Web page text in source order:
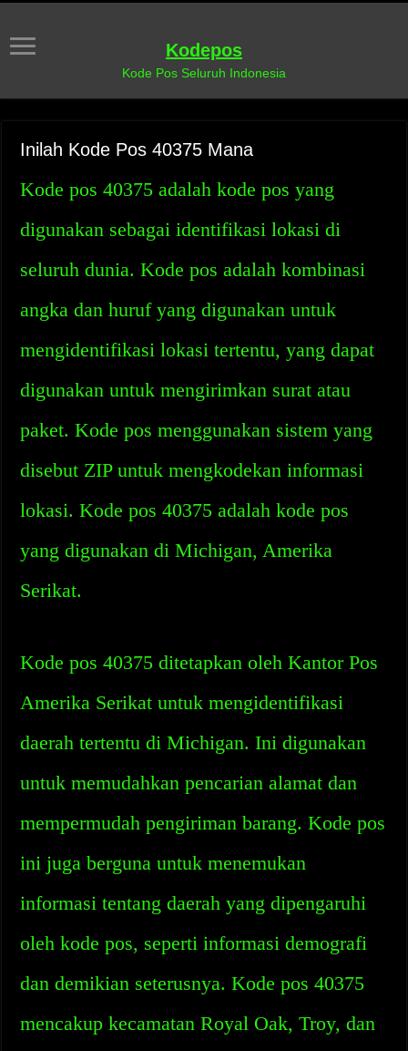
Kodepos
Kode Pos Seluruh Indonesia
Inilah Kode Pos 40375 Mana
Kode pos 40375 adalah kode pos yang
digunakan sebagai identifikasi lokasi di
seluruh dunia. Kode pos adalah kombinasi
angka dan huruf yang digunakan untuk
mengidentifikasi lokasi tertentu, yang dapat
digunakan untuk mengirimkan surat atau
paket. Kode pos menggunakan sistem yang
disebut ZIP untuk mengkodekan informasi
lokasi. Kode pos 40375 adalah kode pos
yang digunakan di Michigan, Amerika
Serikat.
Kode pos 40375 ditetapkan oleh Kantor Pos
Amerika Serikat untuk mengidentifikasi
daerah tertentu di Michigan. Ini digunakan
untuk memudahkan pencarian alamat dan
mempermudah pengiriman barang. Kode pos
ini juga berguna untuk menemukan
informasi tentang daerah yang dipengaruhi
oleh kode pos, seperti informasi demografi
dan demikian seterusnya. Kode pos 40375
mencakup kecamatan Royal Oak, Troy, dan